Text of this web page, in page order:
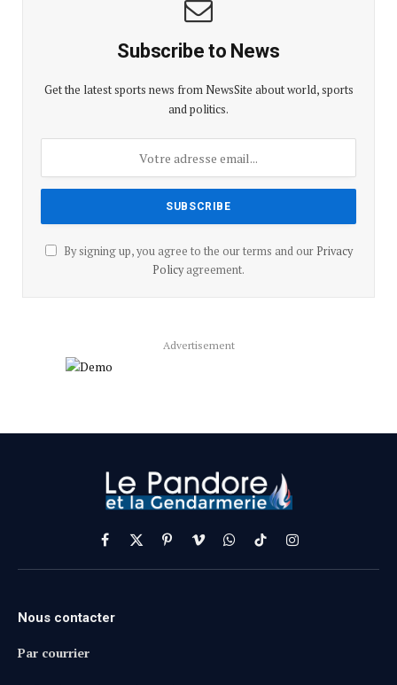
Subscribe to News
Get the latest sports news from NewsSite about world, sports
and politics.
By signing up, you agree to the our terms and our Privacy
Policyagreement.
Advertisement
Facebook
X
(Twitter)
PinterestVimeoWhatsApp
TikTokInstagram
Nous contacter
Par courrier